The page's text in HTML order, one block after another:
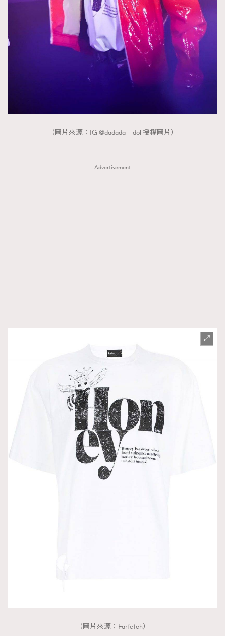
（圖片來源：IG @dadada__dol 授權圖片）
Advertisement
（圖片來源：Farfetch）